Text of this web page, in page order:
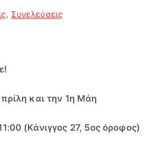
, Συνελεύσεις
και την 1η Μάη
(Κάνιγγος 27, 5ος όροφος)